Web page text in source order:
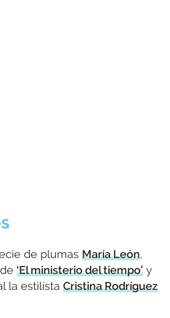
de plumas María León,
‘El ministerio del tiempo’ y
la estilista Cristina Rodríguez